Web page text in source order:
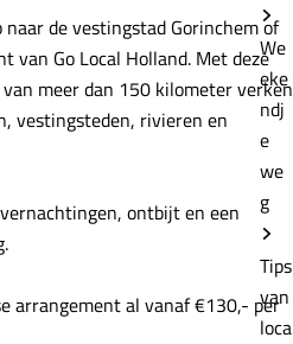
We
eke
ndj
e
we
g
Tips
van
loca
de vestingstad Gorinchem of
van Go Local Holland. Met deze
meer dan 150 kilometer verken
vestingsteden, rivieren en
ontbijt en een
arrangement al vanaf €130,- per